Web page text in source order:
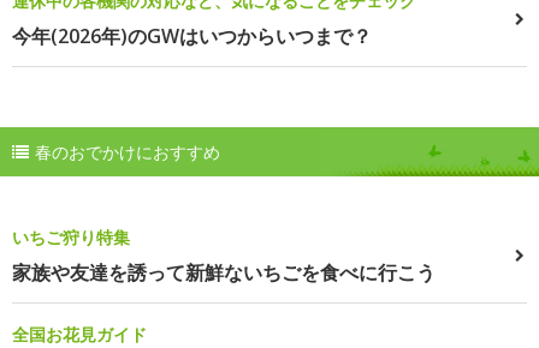
今年(2026年)のGWはいつからいつまで？
春のおでかけにおすすめ
いちご狩り特集
家族や友達を誘って新鮮ないちごを食べに行こう
全国お花見ガイド